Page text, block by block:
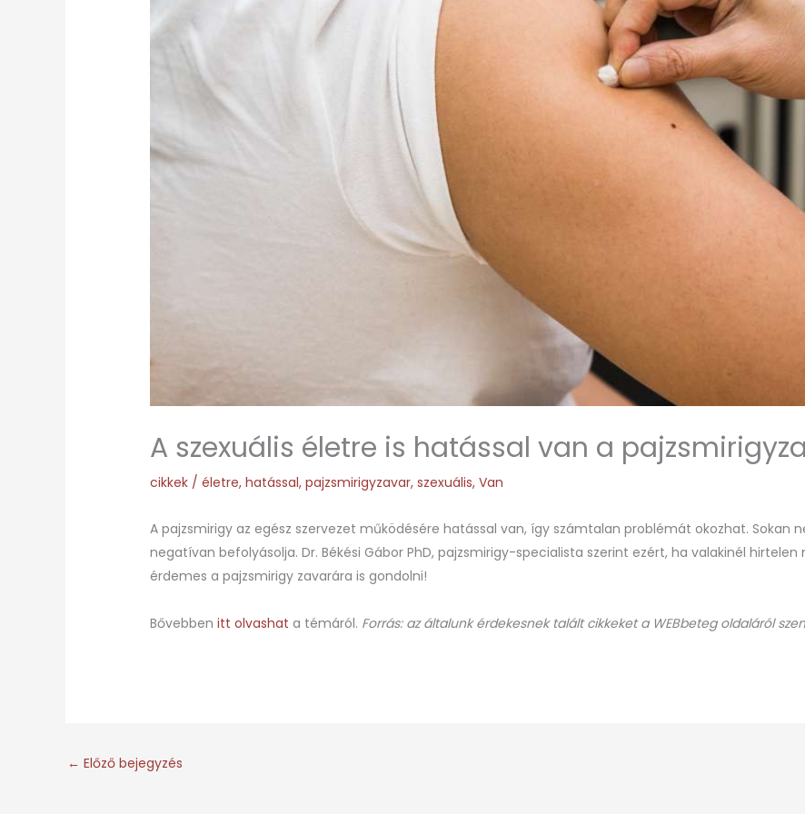
A szexuális életre is hatással van a
cikkek /életre,hatással,pajzsmirigyzavar,szexuális,Van
A pajzsmirigy az egész szervezet működésére hatással van, így számtalan problémát okozhat. Sokan
negatívan befolyásolja. Dr. Békési Gábor PhD, pajzsmirigy-specialista szerint ezért, ha valakinél
érdemes a pajzsmirigy zavarára is gondolni!
Bővebbenitt olvashata témáról. Forrás: az általunk érdekesnek talált cikkeket a WEBbeteg oldaláról
← Előző bejegyzés